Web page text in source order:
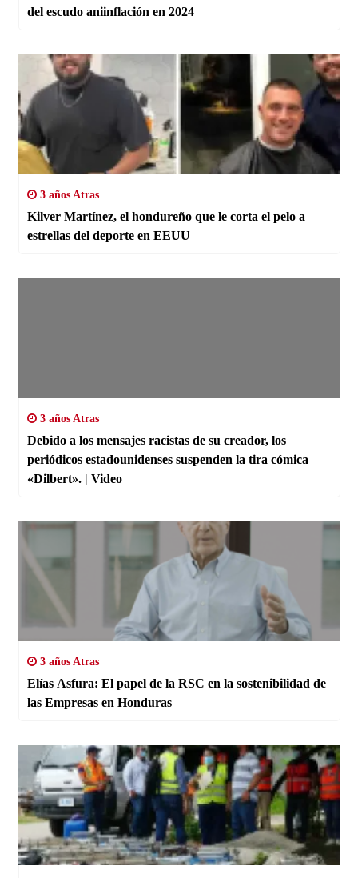
del escudo aniinflación en 2024
3 años Atras
Kilver Martínez, el hondureño que le corta el pelo a
estrellas del deporte en EEUU
3 años Atras
Debido a los mensajes racistas de su creador, los
periódicos estadounidenses suspenden la tira cómica
«Dilbert». | Video
3 años Atras
Elías Asfura: El papel de la RSC en la sostenibilidad de
las Empresas en Honduras